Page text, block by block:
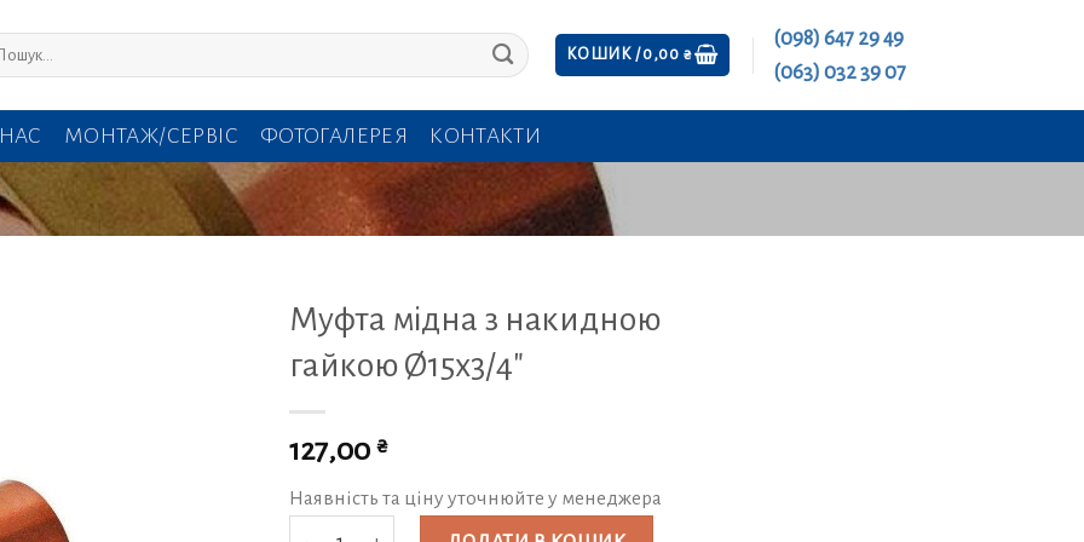
КОШИК /0,00 ₴
(098) 647 29 49
(063) 032 39 07
МОНТАЖ/СЕРВІС ФОТОГАЛЕРЕЯ КОНТАКТИ
Муфта мідна з накидною
гайкою Ø15х3/4″
127,00 ₴
Наявність та ціну уточнюйте у менеджера
Муфта мідна з накидною гайкою Ø15х3/4" кількість